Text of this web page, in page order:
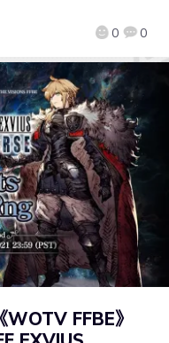
0 0
WOTV FFBE》